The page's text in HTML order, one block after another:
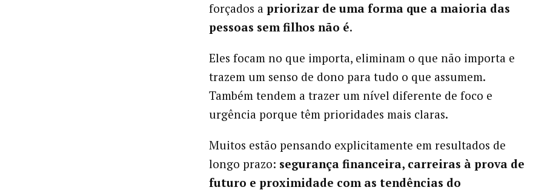
forçados a priorizar de uma forma que a maioria das
pessoas sem filhos não é.
Eles focam no que importa, eliminam o que não importa e
trazem um senso de dono para tudo o que assumem.
Também tendem a trazer um nível diferente de foco e
urgência porque têm prioridades mais claras.
Muitos estão pensando explicitamente em resultados de
longo prazo: segurança financeira, carreiras à prova de
futuro e proximidade com as tendências do